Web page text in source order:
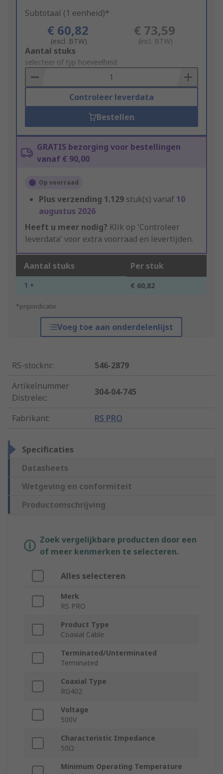
Subtotaal (1 eenheid)*
€ 60,82
(excl. BTW)
€ 73,59
(incl. BTW)
Add
to
Basket
Aantal stuks
selecteer of typ hoeveelheid
Controleer leverdata
Bestellen
GRATIS bezorging voor bestellingen
vanaf € 90,00
Op voorraad
Plus verzending 1.129 stuk(s) vanaf 10
augustus 2026
Heeft u meer nodig? Klik op 'Controleer
leverdata' voor extra voorraad en levertijden.
Aantal stuks Per stuk
1 + € 60,82
*prijsindicatie
Voeg toe aan onderdelenlijst
RS-stocknr.:
546-2879
Artikelnummer
Distrelec:
304-04-745
Fabrikant: RS PRO
Specificaties
Datasheets
Wetgeving en conformiteit
Productomschrijving
Zoek vergelijkbare producten door een
of meer kenmerken te selecteren.
Alles selecteren
Merk
RS PRO
Product Type
Coaxial Cable
Terminated/Unterminated
Terminated
Coaxial Type
RG402
Voltage
500V
Characteristic Impedance
50Ω
Minimum Operating Temperature